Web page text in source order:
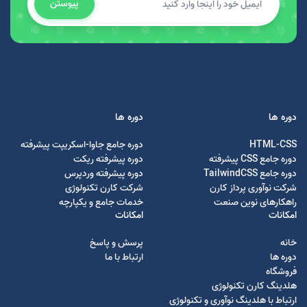
پیوستن
دوره ها
HTML-CSS
دوره جامع CSS پیشرفته
دوره جامع TailwindCSS
شرکت نوآوری پرداز کارن
راهکارهای نوین صنعت
دوره ها
دوره جامع جاوا-اسکریپت پیشرفته
دوره پیشرفته ریکت
دوره پیشرفته وردپرس
شرکت کارن تکنولوژی
خدمات جامع و یکپارچه
امکانات
خانه
دوره ها
فروشگاه
هلدینگ کارن تکنولوژی
ارتباط با هلدینگ نوآوری و تکنولوژی
امکانات
پرسش و پاسخ
ارتباط با ما